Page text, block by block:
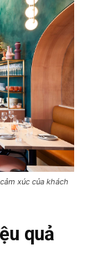
xúc của khách
quả